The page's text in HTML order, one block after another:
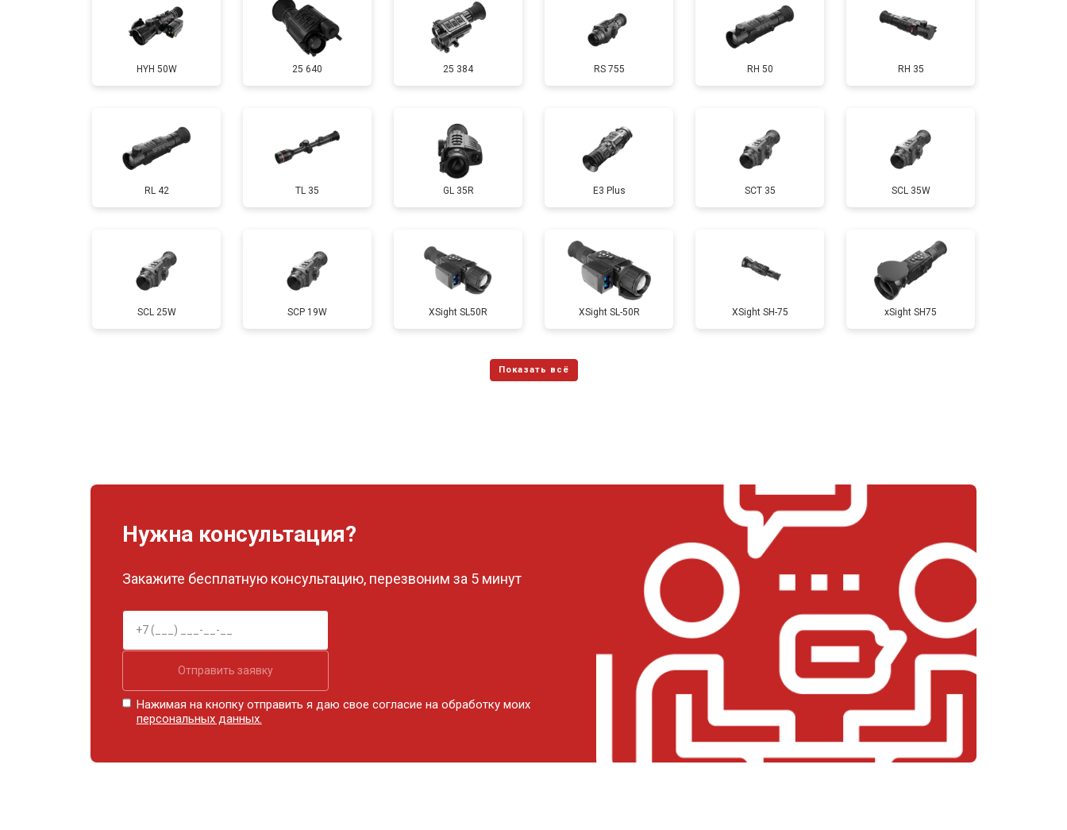
HYH 50W 25 640 25 384 RS 755 RH 50 RH 35
RL 42 TL 35 GL 35R E3 Plus SCT 35 SCL 35W
SCL 25W SCP 19W ХSight SL50R XSight SL-50R XSight SH-75 xSight SH75
Нужна консультация?
Закажите бесплатную консультацию, перезвоним за 5 минут
Отправить заявку
Нажимая на кнопку отправить я даю свое согласие на обработку моих
персональных данных.